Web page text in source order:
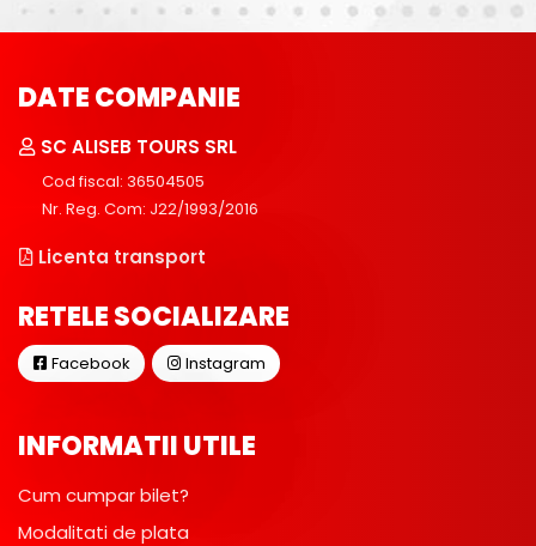
DATE COMPANIE
SC ALISEB TOURS SRL
Cod fiscal: 36504505
Nr. Reg. Com: J22/1993/2016
Licenta transport
RETELE SOCIALIZARE
Facebook Instagram
INFORMATII UTILE
Cum cumpar bilet?
Modalitati de plata